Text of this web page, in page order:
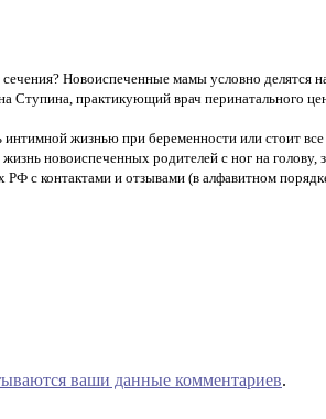
Новоиспеченные мамы условно делятся
Ступина, практикующий врач перинатального
жизнью при беременности или стоит
новоиспеченных родителей с ног на
с контактами и отзывами (в алфавитном
ваши данные комментариев.